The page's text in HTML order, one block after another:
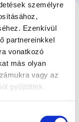
személyre
Ezenkívül
partnereinkkel
vonatkozó
más olyan
vagy az
gyűjtöttek.
2026.08.26.
erdő,
19.192840
10.000 Ft